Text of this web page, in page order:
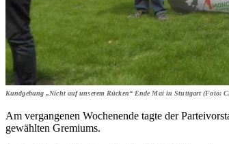
Kundgebung „Nicht auf unserem Rücken“ Ende Mai in Stuttgart (Foto:
Am vergangenen Wochenende tagte der
gewählten Gremiums.